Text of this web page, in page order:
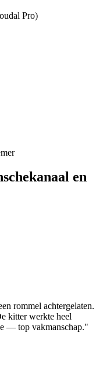
Pro)
en
rommel achtergelaten.
kitter werkte heel
— top vakmanschap."